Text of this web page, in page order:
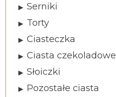
Serniki
Torty
Ciasteczka
Ciasta czekoladowe
Słoiczki
Pozostałe ciasta